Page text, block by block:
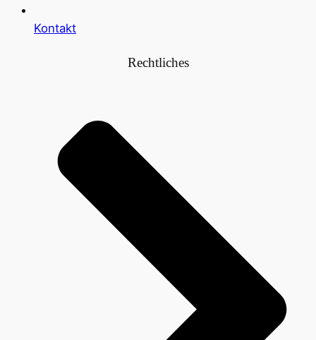
Kontakt
Rechtliches